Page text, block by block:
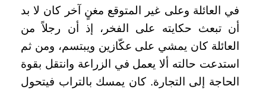
في العائلة وعلى غير المتوقع مغنٍ آخر كان لا بد
أن تبعث حكايته على الفخر، إذ أن رجلاً من
العائلة كان يمشي على عكّازين ويبتسم، ومن ثم
استدعت حالته ألا يعمل في الزراعة وانتقل بقوة
الحاجة إلى التجارة. كان يمسك بالتراب فيتحول